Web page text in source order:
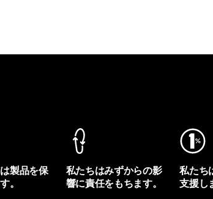
製品を保
。
私たちはみずからの影
響に責任をもちます。
私たち
支援し